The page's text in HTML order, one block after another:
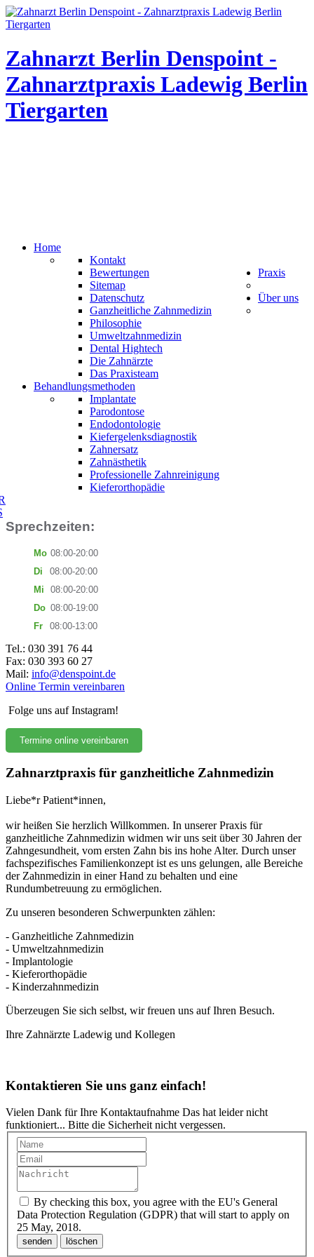
Zahnarzt Berlin Denspoint -
Zahnarztpraxis Ladewig Berlin
Tiergarten
Home
Kontakt
Bewertungen
Sitemap
Datenschutz
Praxis
Ganzheitliche Zahnmedizin
Philosophie
Umweltzahnmedizin
Dental Hightech
Über uns
Die Zahnärzte
Das Praxisteam
Behandlungsmethoden
Implantate
Parodontose
Endodontologie
Kiefergelenksdiagnostik
Zahnersatz
Zahnästhetik
Professionelle Zahnreinigung
Kieferorthopädie
Sprechzeiten:
Mo 08:00-20:00
Di
08:00-20:00
Mi
08:00-20:00
Do 08:00-19:00
Fr
08:00-13:00
Tel.: 030 391 76 44
Fax: 030 393 60 27
Mail: info@denspoint.de
Online Termin vereinbaren
Folge uns auf Instagram!
Termine online vereinbaren
Zahnarztpraxis für ganzheitliche Zahnmedizin
Liebe*r Patient*innen,
wir heißen Sie herzlich Willkommen. In unserer Praxis für
ganzheitliche Zahnmedizin widmen wir uns seit über 30 Jahren der
Zahngesundheit, vom ersten Zahn bis ins hohe Alter. Durch unser
fachspezifisches Familienkonzept ist es uns gelungen, alle Bereiche
der Zahnmedizin in einer Hand zu behalten und eine
Rundumbetreuung zu ermöglichen.
Zu unseren besonderen Schwerpunkten zählen:
- Ganzheitliche Zahnmedizin
- Umweltzahnmedizin
- Implantologie
- Kieferorthopädie
- Kinderzahnmedizin
Überzeugen Sie sich selbst, wir freuen uns auf Ihren Besuch.
Ihre Zahnärzte Ladewig und Kollegen
Kontaktieren Sie uns ganz einfach!
Vielen Dank für Ihre Kontaktaufnahme Das hat leider nicht
funktioniert... Bitte die Sicherheit nicht vergessen.
By checking this box, you agree with the EU's General
Data Protection Regulation (GDPR) that will start to apply on
25 May, 2018.
senden löschen